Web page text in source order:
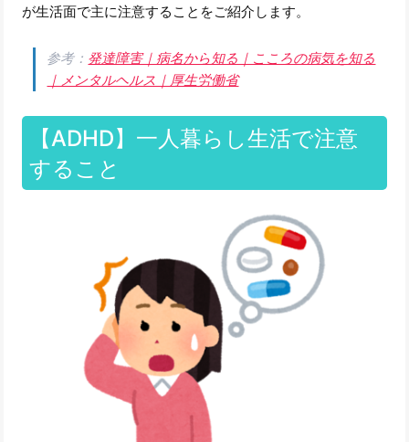
が生活面で主に注意することをご紹介します。
参考： 発達障害｜病名から知る｜こころの病気を知る
｜メンタルヘルス｜厚生労働省
【ADHD】一人暮らし生活で注意
すること